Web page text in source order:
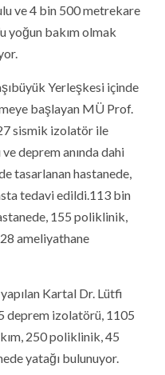
ve 4 bin 500 metrekare
yoğun bakım olmak
Yerleşkesi içinde
başlayan MÜ Prof.
sismik izolatör ile
deprem anında dahi
tasarlanan hastanede,
tedavi edildi.113 bin
155 poliklinik,
ameliyathane
yapılan Kartal Dr. Lütfi
deprem izolatörü, 1105
250 poliklinik, 45
yatağı bulunuyor.